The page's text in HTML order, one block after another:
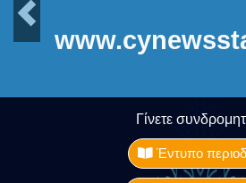
Γίνετε
Έντυπο